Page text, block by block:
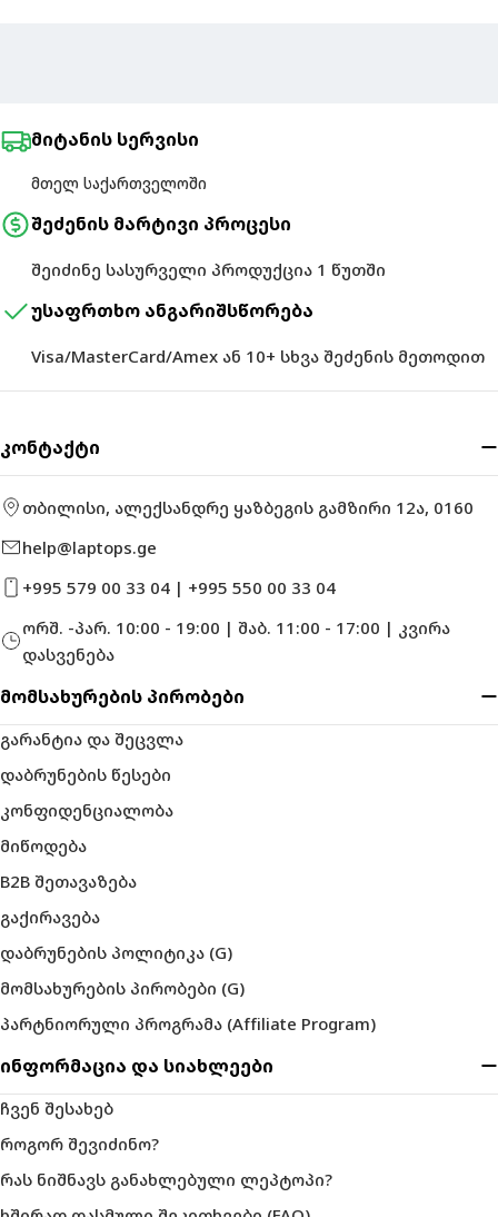
მიტანის სერვისი
მთელ საქართველოში
შეძენის მარტივი პროცესი
შეიძინე სასურველი პროდუქცია 1 წუთში
უსაფრთხო ანგარიშსწორება
Visa/MasterCard/Amex ან 10+ სხვა შეძენის მეთოდით
კონტაქტი
თბილისი, ალექსანდრე ყაზბეგის გამზირი 12ა, 0160
help@laptops.ge
+995 579 00 33 04 | +995 550 00 33 04
ორშ. -პარ. 10:00 - 19:00 | შაბ. 11:00 - 17:00 | კვირა
დასვენება
მომსახურების პირობები
გარანტია და შეცვლა
დაბრუნების წესები
კონფიდენციალობა
მიწოდება
B2B შეთავაზება
გაქირავება
დაბრუნების პოლიტიკა (G)
მომსახურების პირობები (G)
პარტნიორული პროგრამა (Affiliate Program)
ინფორმაცია და სიახლეები
ჩვენ შესახებ
როგორ შევიძინო?
რას ნიშნავს განახლებული ლეპტოპი?